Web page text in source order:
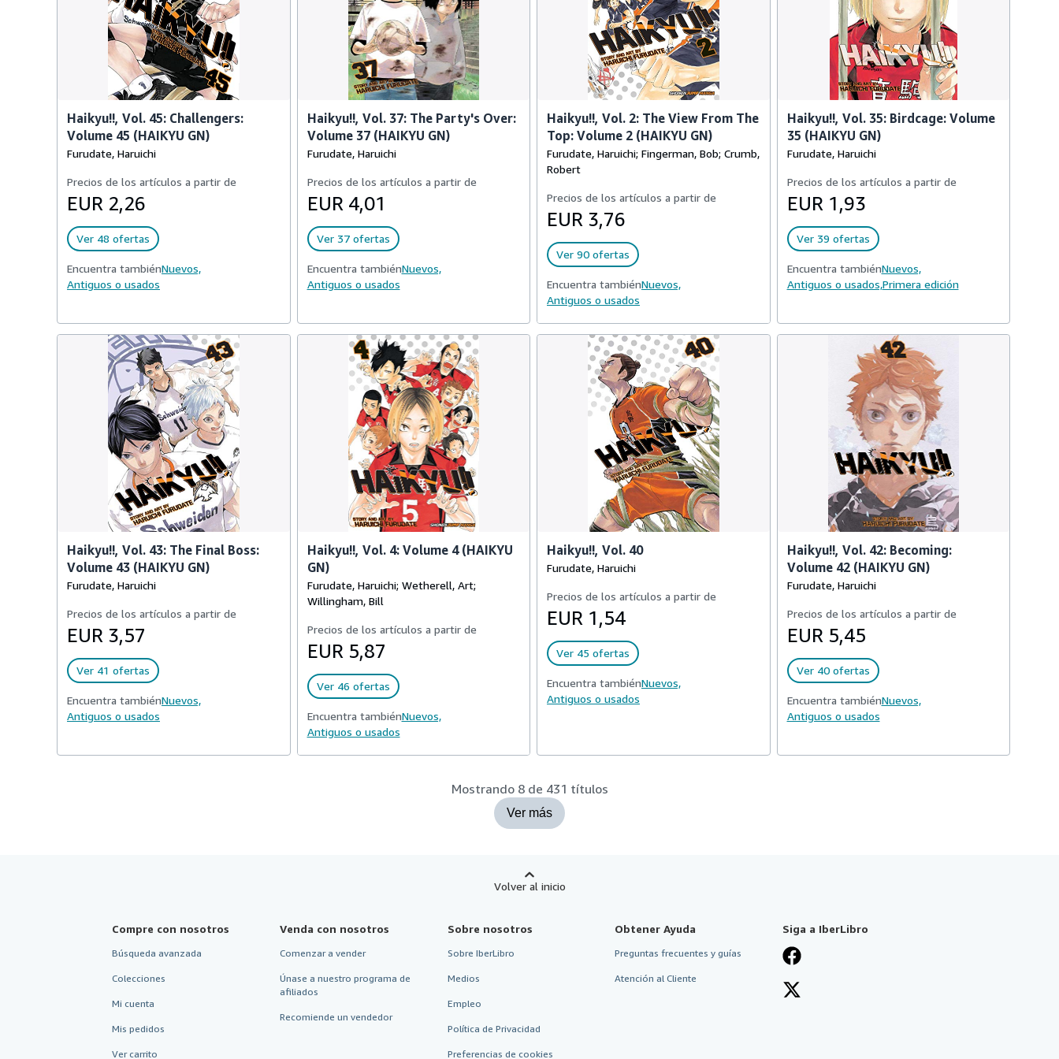
Haikyu!!, Vol. 45: Challengers:
Volume 45 (HAIKYU GN)
Furudate, Haruichi
Precios de los artículos a partir de
EUR 2,26
Ver 48 ofertas
Encuentra tambiénNuevos,
Antiguos o usados
Haikyu!!, Vol. 37: The Party's Over:
Volume 37 (HAIKYU GN)
Furudate, Haruichi
Precios de los artículos a partir de
EUR 4,01
Ver 37 ofertas
Encuentra tambiénNuevos,
Antiguos o usados
Haikyu!!, Vol. 2: The View From The
Top: Volume 2 (HAIKYU GN)
Furudate, Haruichi; Fingerman, Bob; Crumb,
Robert
Precios de los artículos a partir de
EUR 3,76
Ver 90 ofertas
Encuentra tambiénNuevos,
Antiguos o usados
Haikyu!!, Vol. 35: Birdcage: Volume
35 (HAIKYU GN)
Furudate, Haruichi
Precios de los artículos a partir de
EUR 1,93
Ver 39 ofertas
Encuentra tambiénNuevos,
Antiguos o usados,Primera edición
Haikyu!!, Vol. 43: The Final Boss:
Volume 43 (HAIKYU GN)
Furudate, Haruichi
Precios de los artículos a partir de
EUR 3,57
Ver 41 ofertas
Encuentra tambiénNuevos,
Antiguos o usados
Haikyu!!, Vol. 4: Volume 4 (HAIKYU
GN)
Furudate, Haruichi; Wetherell, Art;
Willingham, Bill
Precios de los artículos a partir de
EUR 5,87
Ver 46 ofertas
Encuentra tambiénNuevos,
Antiguos o usados
Haikyu!!, Vol. 40
Furudate, Haruichi
Precios de los artículos a partir de
EUR 1,54
Ver 45 ofertas
Encuentra tambiénNuevos,
Antiguos o usados
Haikyu!!, Vol. 42: Becoming:
Volume 42 (HAIKYU GN)
Furudate, Haruichi
Precios de los artículos a partir de
EUR 5,45
Ver 40 ofertas
Encuentra tambiénNuevos,
Antiguos o usados
Mostrando 8 de 431 títulos
Ver más
Volver al inicio
Compre con nosotros
Búsqueda avanzada
Colecciones
Mi cuenta
Mis pedidos
Ver carrito
Venda con nosotros
Comenzar a vender
Únase a nuestro programa de
afiliados
Recomiende un vendedor
Sobre nosotros
Sobre IberLibro
Medios
Empleo
Política de Privacidad
Preferencias de cookies
Obtener Ayuda
Preguntas frecuentes y guías
Atención al Cliente
Siga a IberLibro